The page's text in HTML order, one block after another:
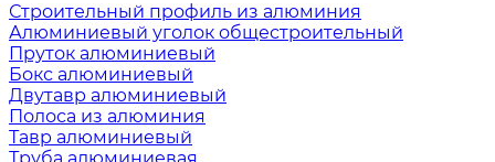
Строительный профиль из алюминия
Алюминиевый уголок общестроительный
Пруток алюминиевый
Бокс алюминиевый
Двутавр алюминиевый
Полоса из алюминия
Тавр алюминиевый